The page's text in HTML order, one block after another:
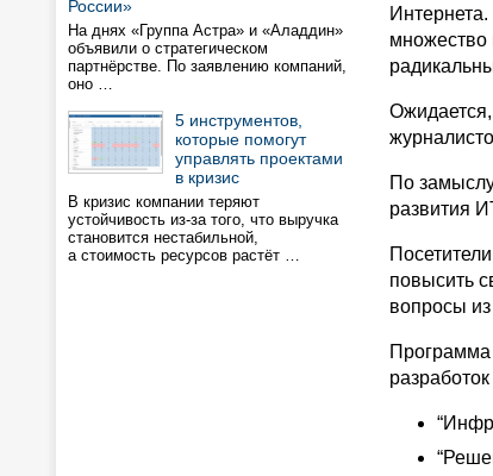
России»
На днях «Группа Астра» и «Аладдин»
объявили о стратегическом
партнёрстве. По заявлению компаний,
оно …
5 инструментов,
которые помогут
управлять проектами
в кризис
В кризис компании теряют
устойчивость из-за того, что выручка
становится нестабильной,
а стоимость ресурсов растёт …
множество
По
развития
повысить
вопросы из
Программа